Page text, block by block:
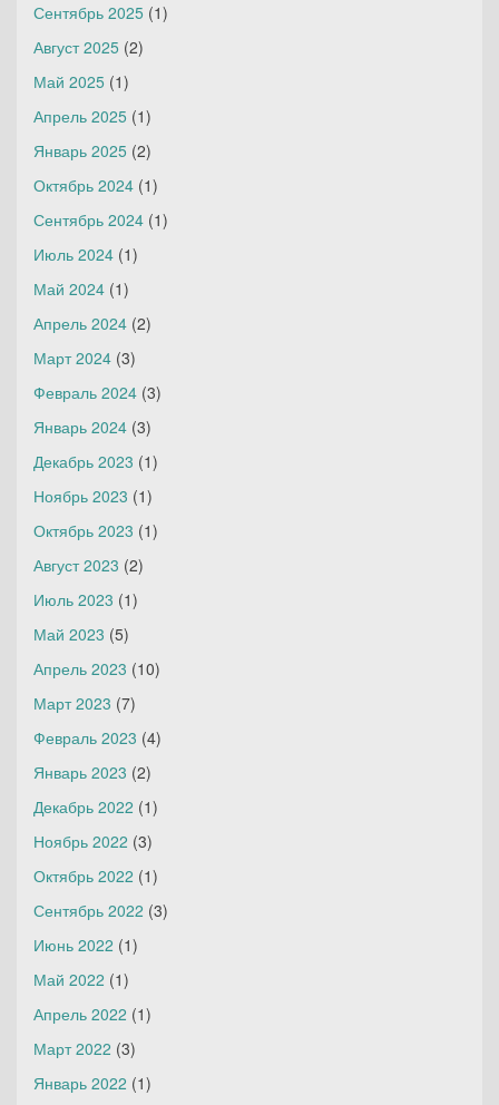
Сентябрь 2025 (1)
Август 2025 (2)
Май 2025 (1)
Апрель 2025 (1)
Январь 2025 (2)
Октябрь 2024 (1)
Сентябрь 2024 (1)
Июль 2024 (1)
Май 2024 (1)
Апрель 2024 (2)
Март 2024 (3)
Февраль 2024 (3)
Январь 2024 (3)
Декабрь 2023 (1)
Ноябрь 2023 (1)
Октябрь 2023 (1)
Август 2023 (2)
Июль 2023 (1)
Май 2023 (5)
Апрель 2023 (10)
Март 2023 (7)
Февраль 2023 (4)
Январь 2023 (2)
Декабрь 2022 (1)
Ноябрь 2022 (3)
Октябрь 2022 (1)
Сентябрь 2022 (3)
Июнь 2022 (1)
Май 2022 (1)
Апрель 2022 (1)
Март 2022 (3)
Январь 2022 (1)